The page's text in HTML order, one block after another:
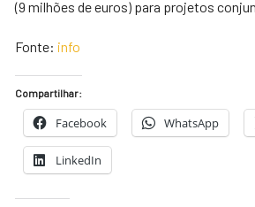
(9 milhões de euros) para projetos
Fonte: info
Compartilhar:
Facebook WhatsApp
LinkedIn